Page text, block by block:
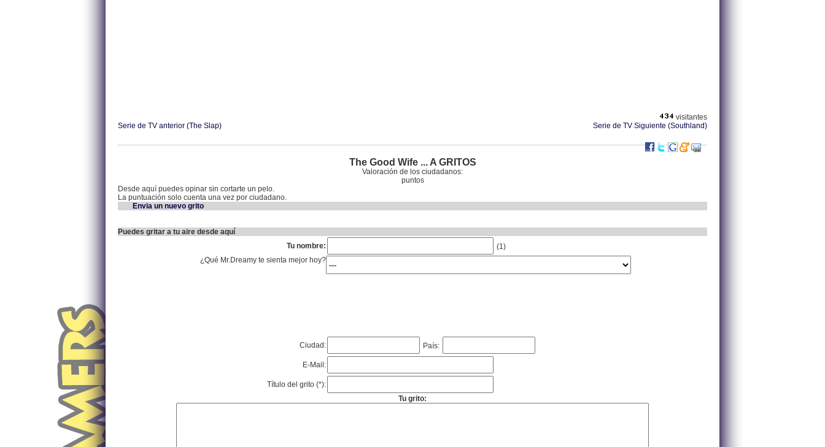
visitantes
Serie de TV anterior (The Slap)
Serie de TV Siguiente (Southland)
The Good Wife ... A GRITOS
Valoración de los ciudadanos:
puntos
Desde aquí puedes opinar sin cortarte un pelo.
La puntuación solo cuenta una vez por ciudadano.
Envia un nuevo grito
Puedes gritar a tu aire desde aquí
Tu nombre:
(1)
¿Qué Mr.Dreamy te sienta mejor hoy?
Ciudad: País:
E-Mail:
Título del grito (*):
Tu grito: